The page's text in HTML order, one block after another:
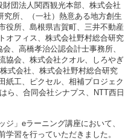
団法人関西観光本部、株式会社
究所、（一社）熱意ある地方創生
役所、島根県吉賀町、三井不動産
オフィス、株式会社野村総合研究
、高橋孝治公認会計士事務所、
協会、株式会社クオル、しろやぎ
式会社、株式会社野村総合研究
紙工、ピクセル、相補プロジェク
ら、合同会社シナプス、NTT西日
」eラーニング講座において、
習を行っていただきました。